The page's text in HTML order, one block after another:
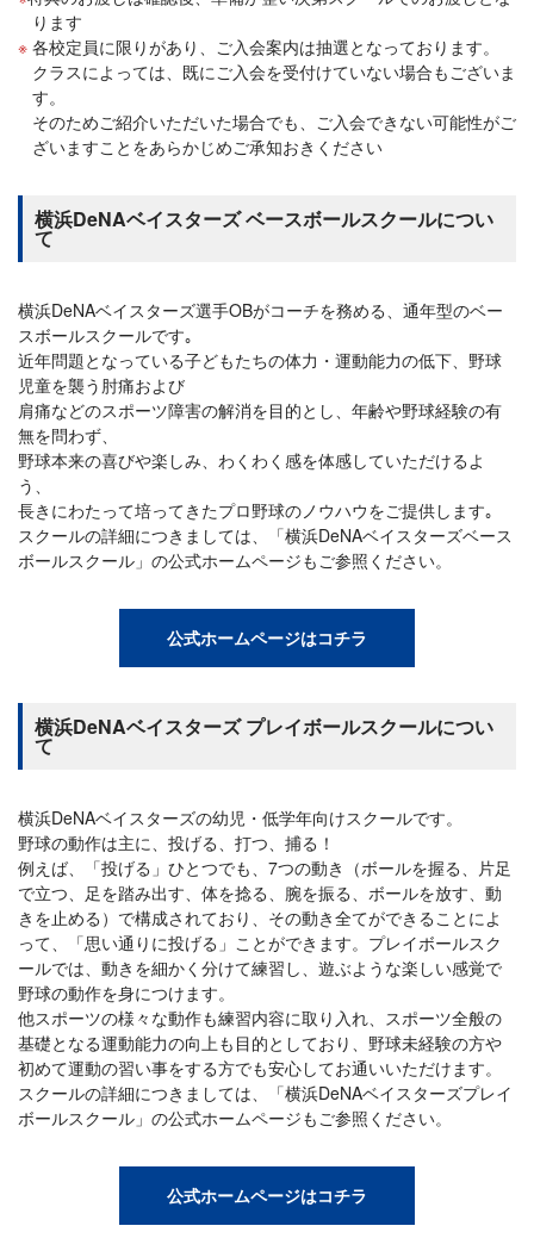
ります
各校定員に限りがあり、ご入会案内は抽選となっております。
クラスによっては、既にご入会を受付けていない場合もございま
す。
そのためご紹介いただいた場合でも、ご入会できない可能性がご
ざいますことをあらかじめご承知おきください
横浜DeNAベイスターズ ベースボールスクールについ
て
横浜DeNAベイスターズ選手OBがコーチを務める、通年型のベー
スボールスクールです｡
近年問題となっている子どもたちの体力・運動能力の低下、野球
児童を襲う肘痛および
肩痛などのスポーツ障害の解消を目的とし、年齢や野球経験の有
無を問わず、
野球本来の喜びや楽しみ、わくわく感を体感していただけるよ
う、
長きにわたって培ってきたプロ野球のノウハウをご提供します｡
スクールの詳細につきましては、「横浜DeNAベイスターズベース
ボールスクール」の公式ホームページもご参照ください。
公式ホームページはコチラ
横浜DeNAベイスターズ プレイボールスクールについ
て
横浜DeNAベイスターズの幼児・低学年向けスクールです。
野球の動作は主に、投げる、打つ、捕る！
例えば、「投げる」ひとつでも、7つの動き（ボールを握る、片足
で立つ、足を踏み出す、体を捻る、腕を振る、ボールを放す、動
きを止める）で構成されており、その動き全てができることによ
って、「思い通りに投げる」ことができます。プレイボールスク
ールでは、動きを細かく分けて練習し、遊ぶような楽しい感覚で
野球の動作を身につけます。
他スポーツの様々な動作も練習内容に取り入れ、スポーツ全般の
基礎となる運動能力の向上も目的としており、野球未経験の方や
初めて運動の習い事をする方でも安心してお通いいただけます。
スクールの詳細につきましては、「横浜DeNAベイスターズプレイ
ボールスクール」の公式ホームページもご参照ください。
公式ホームページはコチラ